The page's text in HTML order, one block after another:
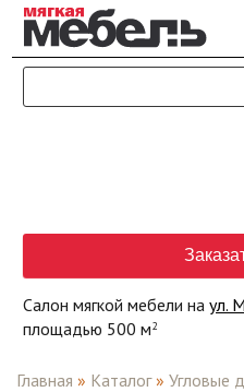
Перейти к основному
Салон мягкой мебели наул.
площадью 500 м2
Главная » Каталог » Угловые